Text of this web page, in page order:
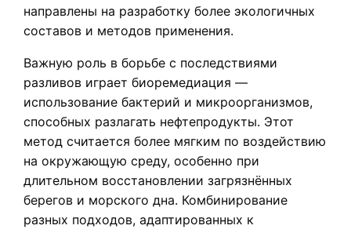
направлены на разработку более экологичных
составов и методов применения.
Важную роль в борьбе с последствиями
разливов играет биоремедиация —
использование бактерий и микроорганизмов,
способных разлагать нефтепродукты. Этот
метод считается более мягким по воздействию
на окружающую среду, особенно при
длительном восстановлении загрязнённых
берегов и морского дна. Комбинирование
разных подходов, адаптированных к